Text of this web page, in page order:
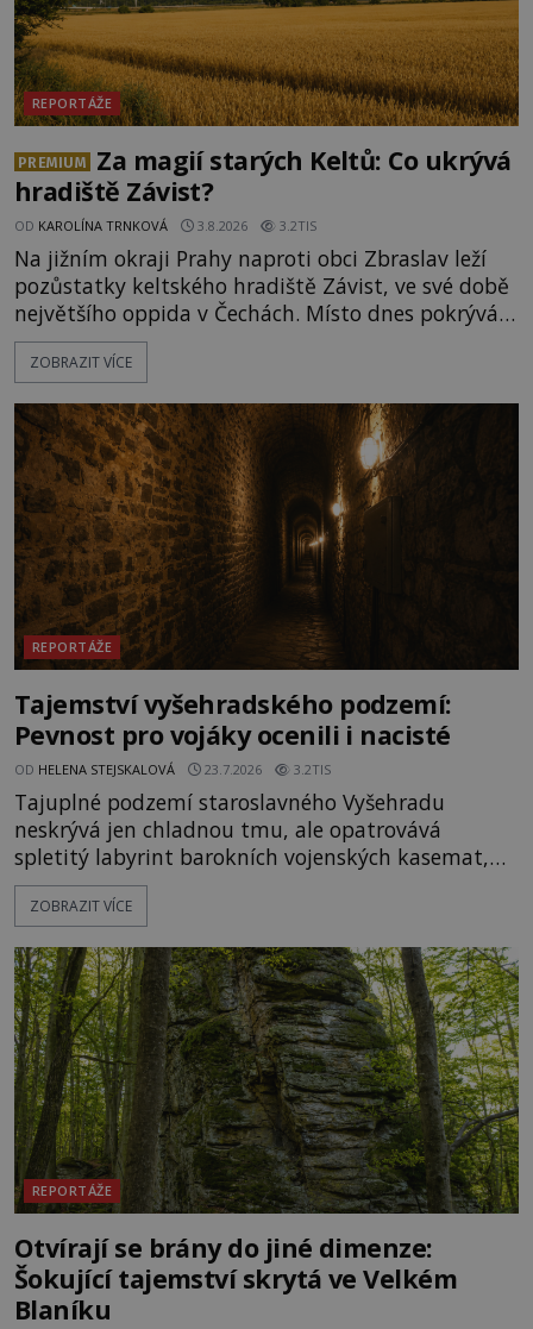
REPORTÁŽE
PREMIUM
Za magií starých Keltů: Co ukrývá
hradiště Závist?
OD KAROLÍNA TRNKOVÁ 3.8.2026 3.2TIS
Na jižním okraji Prahy naproti obci Zbraslav leží
pozůstatky keltského hradiště Závist, ve své době
největšího oppida v Čechách. Místo dnes pokrývá
les, zbytky po kdysi monumentálním hradišti jsou
ale v terénu patrné stále. Co dalšího tu po Keltech
vrch Hr
ZOBRAZIT VÍCE
REPORTÁŽE
Tajemství vyšehradského podzemí:
Pevnost pro vojáky ocenili i nacisté
OD HELENA STEJSKALOVÁ 23.7.2026 3.2TIS
Tajuplné podzemí staroslavného Vyšehradu
neskrývá jen chladnou tmu, ale opatrovává
spletitý labyrint barokních vojenských kasemat,
zapomenuté chrámy a vzácné národní poklady.
Hluboko uvnitř mohutné skály nad řekou Vltavou
vyhýbá shonu moderní metropole. Místo, ke
kterému se vážou nejstarší české mýty, ve svých
temných útrobách střeží monumentální
ZOBRAZIT VÍCE
REPORTÁŽE
Otvírají se brány do jiné dimenze:
Šokující tajemství skrytá ve Velkém
Blaníku